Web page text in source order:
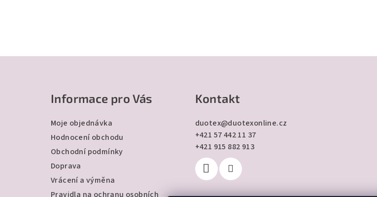
Informace pro Vás
Moje objednávka
Hodnocení obchodu
Obchodní podmínky
Doprava
Vrácení a výměna
Pravidla na ochranu osobních
Kontakt
duotex@duotexonline.cz
+421 57 442 11 37
+421 915 882 913